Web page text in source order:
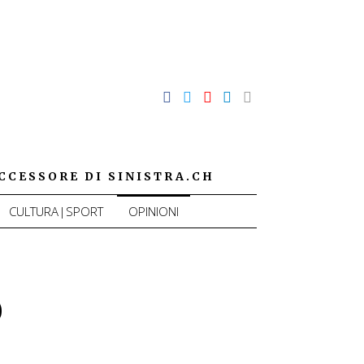
DI SINISTRA.CH
CULTURA|SPORT OPINIONI